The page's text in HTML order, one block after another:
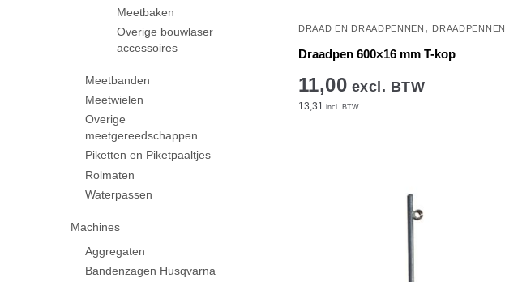
DRAAD EN DRAADPENNEN , DRAADPENNEN
Draadpen 600×16 mm T-kop
11,00 excl. BTW
13,31 incl. BTW
Meetbaken
Overige bouwlaser
accessoires
Meetbanden
Meetwielen
Overige
meetgereedschappen
Piketten en Piketpaaltjes
Rolmaten
Waterpassen
Machines
Aggregaten
Bandenzagen Husqvarna